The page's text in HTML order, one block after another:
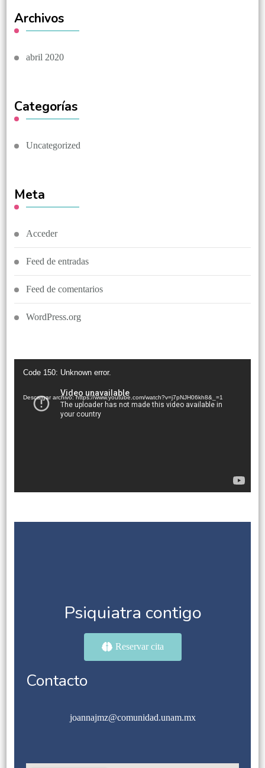
Archivos
abril 2020
Categorías
Uncategorized
Meta
Acceder
Feed de entradas
Feed de comentarios
WordPress.org
vídeo
Code 150: Unknown error.
Descargar archivo: https://www.youtube.com/watch?v=j7pNJH06kh8&_=1
Psiquiatra contigo
Reservar cita
Contacto
joannajmz@comunidad.unam.mx